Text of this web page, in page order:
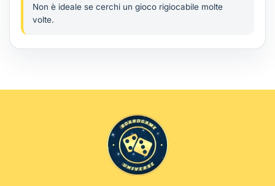
Non è ideale se cerchi un gioco rigiocabile molte
volte.